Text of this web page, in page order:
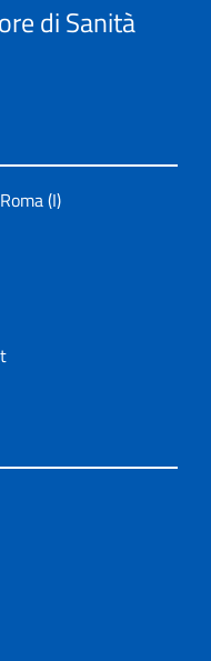
di Sanità
(I)